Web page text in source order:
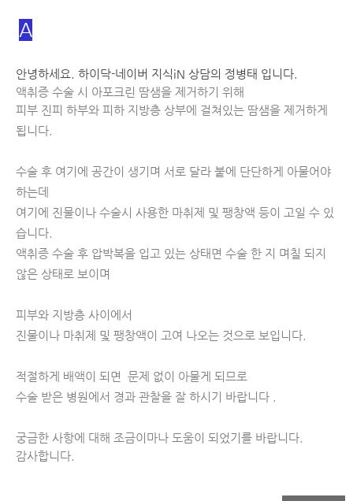
A
안녕하세요. 하이닥-네이버 지식iN 상담의 정병태 입니다.
액취증 수술 시 아포크린 땀샘을 제거하기 위해
피부 진피 하부와 피하 지방층 상부에 걸쳐있는 땀샘을 제거하게
됩니다.
수술 후 여기에 공간이 생기며 서로 달라 붙에 단단하게 아물어야
하는데
여기에 진물이나 수술시 사용한 마취제 및 팽창액 등이 고일 수 있
습니다.
액취증 수술 후 압박복을 입고 있는 상태면 수술 한 지 며칠 되지
않은 상태로 보이며
피부와 지방층 사이에서
진물이나 마취제 및 팽창액이 고여 나오는 것으로 보입니다.
적절하게 배액이 되면  문제 없이 아물게 되므로
수술 받은 병원에서 경과 관찰을 잘 하시기 바랍니다 .
궁금한 사항에 대해 조금이마나 도움이 되었기를 바랍니다.
감사합니다.